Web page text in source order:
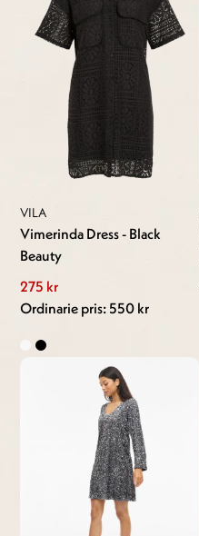
VILA
Vimerinda Dress - Black
Beauty
275 kr
Ordinarie pris: 550 kr